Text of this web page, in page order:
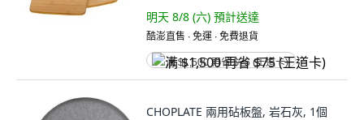
明天 8/8 (六) 預計送達
酷澎直售 ∙ 免運 ∙ 免費退貨
满 $1,500 再省 $75 (王道卡)
CHOPLATE 兩用砧板盤, 岩石灰, 1個